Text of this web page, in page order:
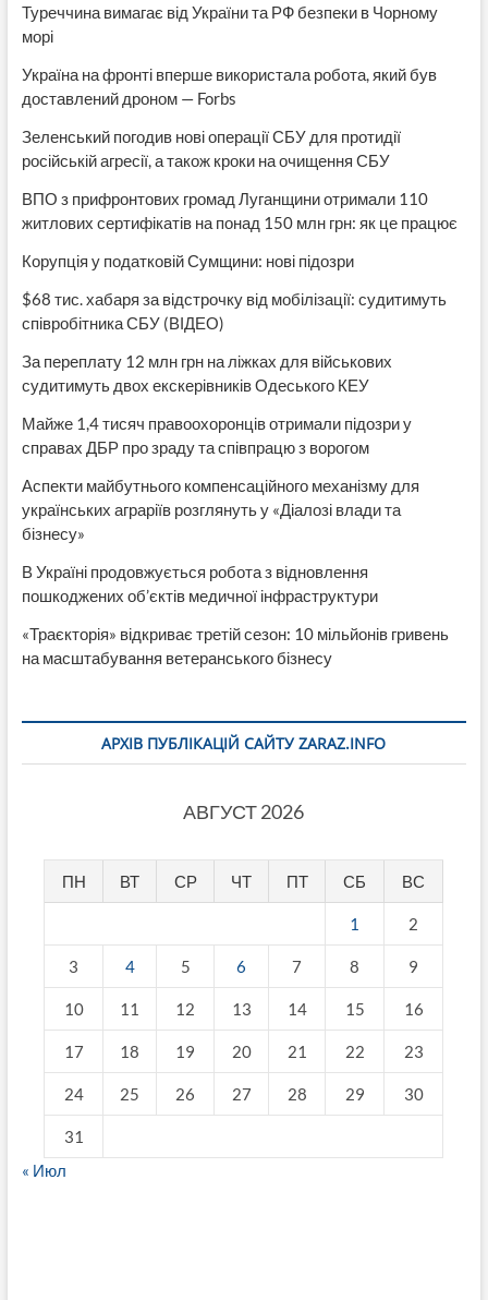
Туреччина вимагає від України та РФ безпеки в Чорному
морі
Україна на фронті вперше використала робота, який був
доставлений дроном — Forbs
Зеленський погодив нові операції СБУ для протидії
російській агресії, а також кроки на очищення СБУ
ВПО з прифронтових громад Луганщини отримали 110
житлових сертифікатів на понад 150 млн грн: як це працює
Корупція у податковій Сумщини: нові підозри
$68 тис. хабаря за відстрочку від мобілізації: судитимуть
співробітника СБУ (ВІДЕО)
За переплату 12 млн грн на ліжках для військових
судитимуть двох екскерівників Одеського КЕУ
Майже 1,4 тисяч правоохоронців отримали підозри у
справах ДБР про зраду та співпрацю з ворогом
Аспекти майбутнього компенсаційного механізму для
українських аграріїв розглянуть у «Діалозі влади та
бізнесу»
В Україні продовжується робота з відновлення
пошкоджених об’єктів медичної інфраструктури
«Траєкторія» відкриває третій сезон: 10 мільйонів гривень
на масштабування ветеранського бізнесу
АРХІВ ПУБЛІКАЦІЙ САЙТУ ZARAZ.INFO
АВГУСТ 2026
ПН ВТ СР ЧТ ПТ СБ ВС
1 2
3 4 5 6 7 8 9
10 11 12 13 14 15 16
17 18 19 20 21 22 23
24 25 26 27 28 29 30
31
« Июл